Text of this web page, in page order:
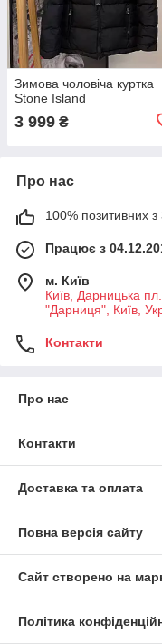
Зимова чоловіча куртка
Stone Island
3 999 ₴
Про нас
100% позитивних з
Працює з
м. Київ
Київ, Дарницька
"Дарниця", Київ,
Контакти
Про нас
Контакти
Доставка та оплата
Повна версія сайту
Сайт створено на
Політика